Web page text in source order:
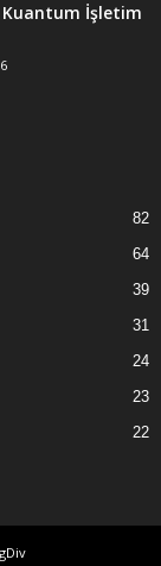
Kuantum İşletim
82
64
39
31
24
23
22